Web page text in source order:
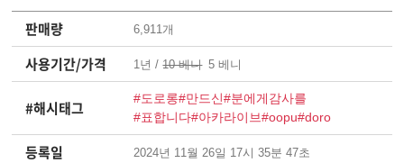
판매량 6,911개
사용기간/가격 1년 /10 베니 5 베니
#해시태그 #도로롱#만드신#분에게감사를
#표합니다#아카라이브#oopu#doro
등록일 2024년 11월 26일 17시 35분 47초